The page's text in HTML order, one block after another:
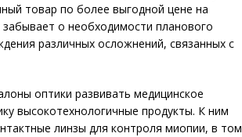
товар по более выгодной цене на
о необходимости планового
различных осложнений, связанных с
оптики развивать медицинское
высокотехнологичные продукты. К ним
линзы для контроля миопии, в том